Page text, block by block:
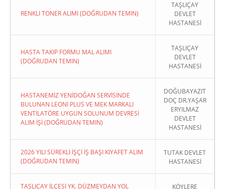
RENKLI TONER ALIMI (DOĞRUDAN TEMIN)
TAŞLIÇAY
DEVLET
HASTANESİ
HASTA TAKIP FORMU MAL ALIMI
(DOĞRUDAN TEMIN)
TAŞLIÇAY
DEVLET
HASTANESİ
HASTANEMİZ YENİDOĞAN SERVİSİNDE
BULUNAN LEONİ PLUS VE MEK MARKALI
VENTİLATÖRE UYGUN SOLUNUM DEVRESİ
ALIM İŞİ (DOĞRUDAN TEMIN)
DOĞUBAYAZIT
DOÇ DR.YAŞAR
ERYILMAZ
DEVLET
HASTANESİ
2026 YILI SÜREKLİ İŞÇİ İŞ BAŞI KIYAFET ALIM
(DOĞRUDAN TEMIN)
TUTAK DEVLET
HASTANESİ
TAŞLIÇAY İLÇESİ YK. DÜZMEYDAN YOL KÖYLERE